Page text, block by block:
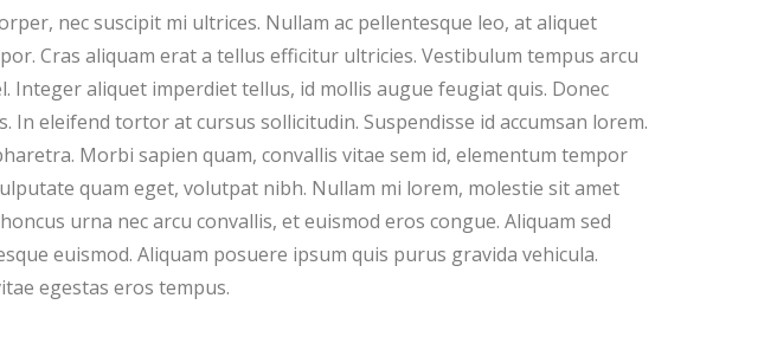
nec suscipit mi ultrices. Nullam ac pellentesque leo, at aliquet
Cras aliquam erat a tellus efficitur ultricies. Vestibulum tempus arcu
Integer aliquet imperdiet tellus, id mollis augue feugiat quis. Donec
In eleifend tortor at cursus sollicitudin. Suspendisse id accumsan lorem.
Morbi sapien quam, convallis vitae sem id, elementum tempor
quam eget, volutpat nibh. Nullam mi lorem, molestie sit amet
urna nec arcu convallis, et euismod eros congue. Aliquam sed
euismod. Aliquam posuere ipsum quis purus gravida vehicula.
egestas eros tempus.